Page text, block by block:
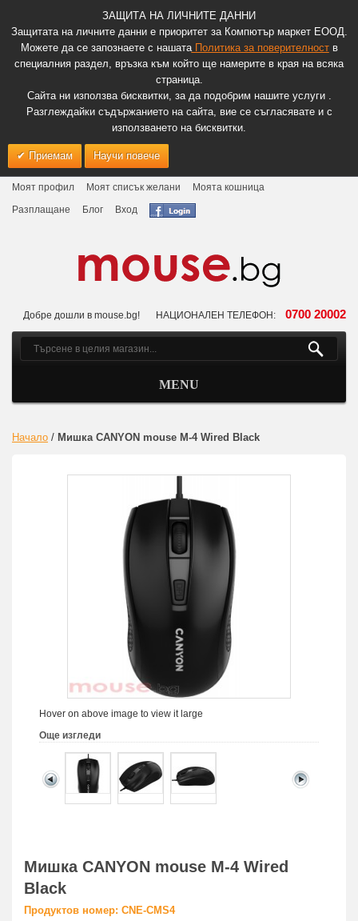
ЗАЩИТА НА ЛИЧНИТЕ ДАННИ
Защитата на личните данни е приоритет за Компютър маркет ЕООД.
Можете да се запознаете с нашатаПолитика за поверителноств
специалния раздел, връзка към който ще намерите в края на всяка
страница.
Сайта ни използва бисквитки, за да подобрим нашите услуги .
Разглеждайки съдържанието на сайта, вие се съгласявате и с
използването на бисквитки.
Приемам Научи повече
Моят профил Моят списък желани
Моята кошница
Разплащане
Блог Вход
Добре дошли в mouse.bg! НАЦИОНАЛЕН ТЕЛЕФОН: 0700 20002
MENU
Начало / Мишка CANYON mouse M-4 Wired Black
Hover on above image to view it large
Още изгледи
Мишка CANYON mouse M-4 Wired
Black
Продуктов номер: CNE-CMS4